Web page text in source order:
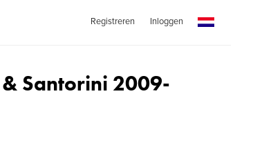
Registreren Inloggen
Santorini 2009-